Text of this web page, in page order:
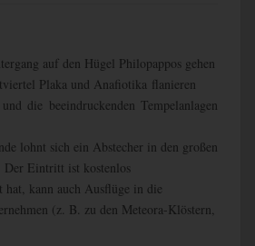
auf den Hügel Philopappos gehen
Plaka und Anafiotika flanieren
die beeindruckenden Tempelanlagen
lohnt sich ein Abstecher in den großen
Der Eintritt ist kostenlos
hat, kann auch Ausflüge in die
(z. B. zu den Meteora-Klöstern,